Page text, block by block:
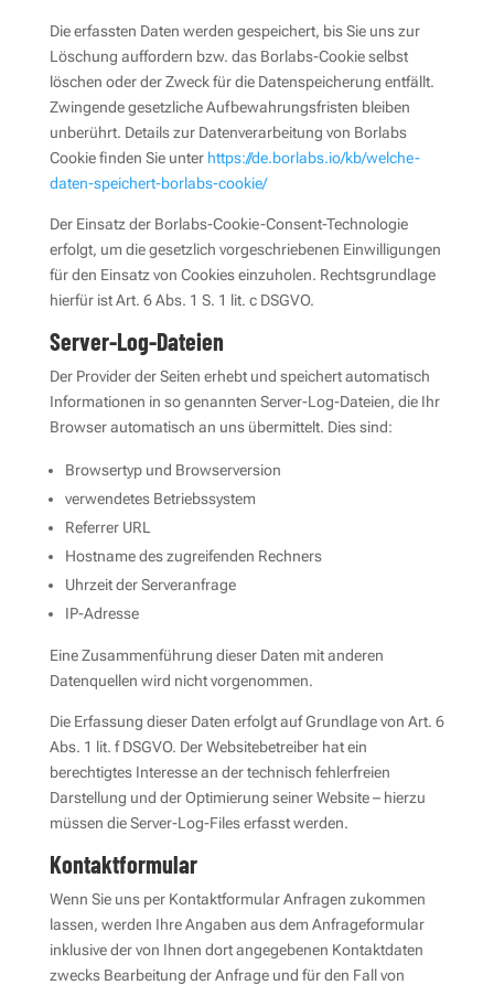
Die erfassten Daten werden gespeichert, bis Sie uns zur
Löschung auffordern bzw. das Borlabs-Cookie selbst
löschen oder der Zweck für die Datenspeicherung entfällt.
Zwingende gesetzliche Aufbewahrungsfristen bleiben
unberührt. Details zur Datenverarbeitung von Borlabs
Cookie finden Sie unter https://de.borlabs.io/kb/welche-
daten-speichert-borlabs-cookie/
Der Einsatz der Borlabs-Cookie-Consent-Technologie
erfolgt, um die gesetzlich vorgeschriebenen Einwilligungen
für den Einsatz von Cookies einzuholen. Rechtsgrundlage
hierfür ist Art. 6 Abs. 1 S. 1 lit. c DSGVO.
Server-Log-Dateien
Der Provider der Seiten erhebt und speichert automatisch
Informationen in so genannten Server-Log-Dateien, die Ihr
Browser automatisch an uns übermittelt. Dies sind:
Browsertyp und Browserversion
verwendetes Betriebssystem
Referrer URL
Hostname des zugreifenden Rechners
Uhrzeit der Serveranfrage
IP-Adresse
Eine Zusammenführung dieser Daten mit anderen
Datenquellen wird nicht vorgenommen.
Die Erfassung dieser Daten erfolgt auf Grundlage von Art. 6
Abs. 1 lit. f DSGVO. Der Websitebetreiber hat ein
berechtigtes Interesse an der technisch fehlerfreien
Darstellung und der Optimierung seiner Website – hierzu
müssen die Server-Log-Files erfasst werden.
Kontaktformular
Wenn Sie uns per Kontaktformular Anfragen zukommen
lassen, werden Ihre Angaben aus dem Anfrageformular
inklusive der von Ihnen dort angegebenen Kontaktdaten
zwecks Bearbeitung der Anfrage und für den Fall von